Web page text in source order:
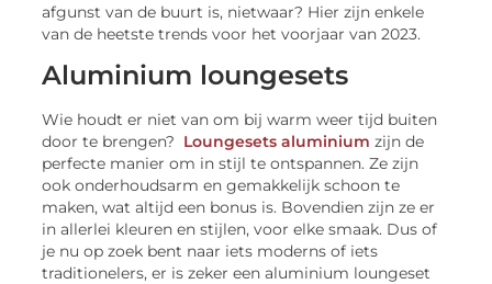
afgunst van de buurt is, nietwaar? Hier zijn enkele
van de heetste trends voor het voorjaar van 2023.
Aluminium loungesets
Wie houdt er niet van om bij warm weer tijd buiten
door te brengen? Loungesets aluminium zijn de
perfecte manier om in stijl te ontspannen. Ze zijn
ook onderhoudsarm en gemakkelijk schoon te
maken, wat altijd een bonus is. Bovendien zijn ze er
in allerlei kleuren en stijlen, voor elke smaak. Dus of
je nu op zoek bent naar iets moderns of iets
traditionelers, er is zeker een aluminium loungeset